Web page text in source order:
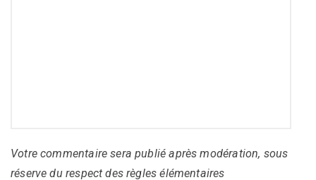
Votre commentaire sera publié après modération, sous
réserve du respect des règles élémentaires